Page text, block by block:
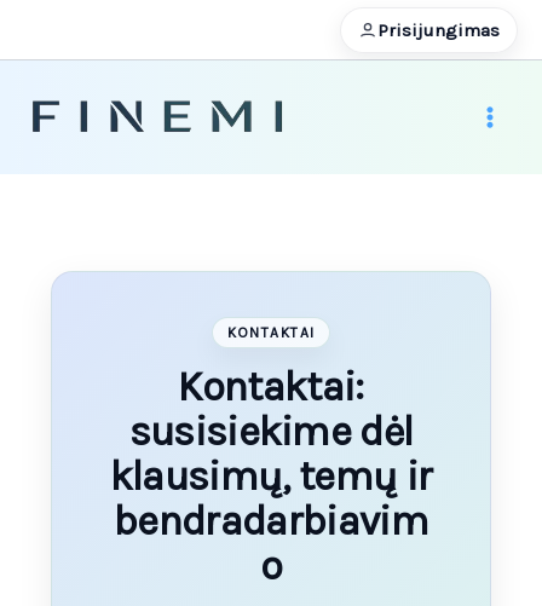
Prisijungimas
KONTAKTAI
Kontaktai:
susisiekime dėl
klausimų, temų ir
bendradarbiavim
o